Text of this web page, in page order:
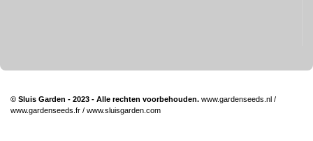
© Sluis Garden - 2023 - Alle rechten voorbehouden. www.gardenseeds.nl /
www.gardenseeds.fr / www.sluisgarden.com